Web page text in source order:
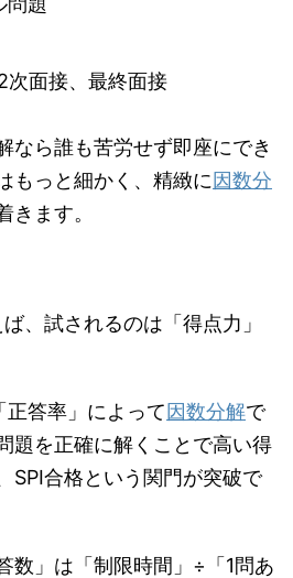
次面接、最終面接
なら誰も苦労せず即座にでき
もっと細かく、精緻に 因数分
きます。
、試されるのは「得点力」
答率」によって 因数分解で
題を正確に解くことで高い得
SPI合格という関門が突破で
数」は「制限時間」÷「1問あ